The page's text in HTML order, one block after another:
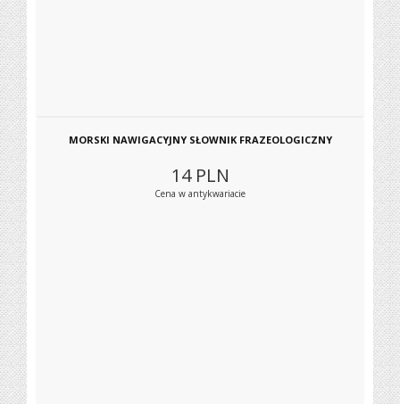
MORSKI NAWIGACYJNY SŁOWNIK FRAZEOLOGICZNY
14 PLN
Cena w antykwariacie